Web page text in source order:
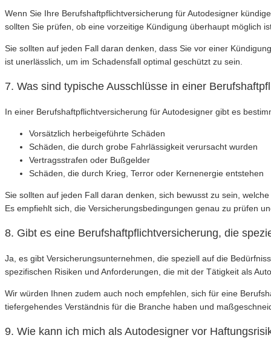
Wenn Sie Ihre Berufshaftpflichtversicherung für Autodesigner
sollten Sie prüfen, ob eine vorzeitige Kündigung überhaupt möglich
Sie sollten auf jeden Fall daran denken, dass Sie vor einer
ist unerlässlich, um im Schadensfall optimal geschützt zu sein.
7. Was sind typische Ausschlüsse in einer
In einer Berufshaftpflichtversicherung für Autodesigner gibt es
Vorsätzlich herbeigeführte Schäden
Schäden, die durch grobe Fahrlässigkeit verursacht wurden
Vertragsstrafen oder Bußgelder
Schäden, die durch Krieg, Terror oder Kernenergie entstehen
Sie sollten auf jeden Fall daran denken, sich bewusst zu sein,
Es empfiehlt sich, die Versicherungsbedingungen genau zu prüfen
8. Gibt es eine Berufshaftpflichtversicherung, die
Ja, es gibt Versicherungsunternehmen, die speziell auf die
spezifischen Risiken und Anforderungen, die mit der Tätigkeit als
Wir würden Ihnen zudem auch noch empfehlen, sich für eine
tiefergehendes Verständnis für die Branche haben und
9. Wie kann ich mich als Autodesigner vor